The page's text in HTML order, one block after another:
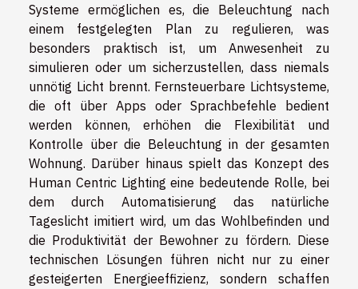
Systeme ermöglichen es, die Beleuchtung nach
einem festgelegten Plan zu regulieren, was
besonders praktisch ist, um Anwesenheit zu
simulieren oder um sicherzustellen, dass niemals
unnötig Licht brennt. Fernsteuerbare Lichtsysteme,
die oft über Apps oder Sprachbefehle bedient
werden können, erhöhen die Flexibilität und
Kontrolle über die Beleuchtung in der gesamten
Wohnung. Darüber hinaus spielt das Konzept des
Human Centric Lighting eine bedeutende Rolle, bei
dem durch Automatisierung das natürliche
Tageslicht imitiert wird, um das Wohlbefinden und
die Produktivität der Bewohner zu fördern. Diese
technischen Lösungen führen nicht nur zu einer
gesteigerten Energieeffizienz, sondern schaffen